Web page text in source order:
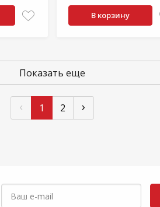
В корзину
Показать еще
‹ 1 2 ›